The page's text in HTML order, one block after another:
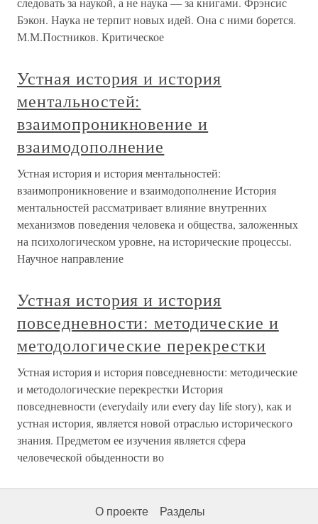
Бэкон. Наука не терпит новых идей. Она с ними борется.
М.М.Постников. Критическое
Устная история и история
ментальностей:
взаимопроникновение и
взаимодополнение
Устная история и история ментальностей:
взаимопроникновение и взаимодополнение История
ментальностей рассматривает влияние внутренних
механизмов поведения человека и общества, заложенных
на психологическом уровне, на исторические процессы.
Научное направление
Устная история и история
повседневности: методические и
методологические перекрестки
Устная история и история повседневности: методические
и методологические перекрестки История
повседневности (everydaily или every day life story), как и
устная история, является новой отраслью исторического
знания. Предметом ее изучения является сфера
человеческой обыденности во
О проекте Разделы